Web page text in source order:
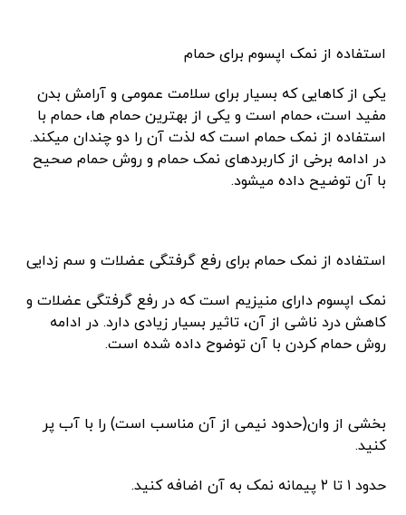
استفاده از نمک اپسوم برای حمام
یکی از کاهایی که بسیار برای سلامت عمومی و آرامش بدن
مفید است، حمام است و یکی از بهترین حمام ها، حمام با
استفاده از نمک حمام است که لذت آن را دو چندان میکند.
در ادامه برخی از کاربردهای نمک حمام و روش حمام صحیح
با آن توضیح داده میشود.
استفاده از نمک حمام برای رفع گرفتگی عضلات و سم زدایی
نمک اپسوم دارای منیزیم است که در رفع گرفتگی عضلات و
کاهش درد ناشی از آن، تاثیر بسیار زیادی دارد. در ادامه
روش حمام کردن با آن توضوح داده شده است.
بخشی از وان(حدود نیمی از آن مناسب است) را با آب پر
کنید.
حدود ۱ تا ۲ پیمانه نمک به آن اضافه کنید.